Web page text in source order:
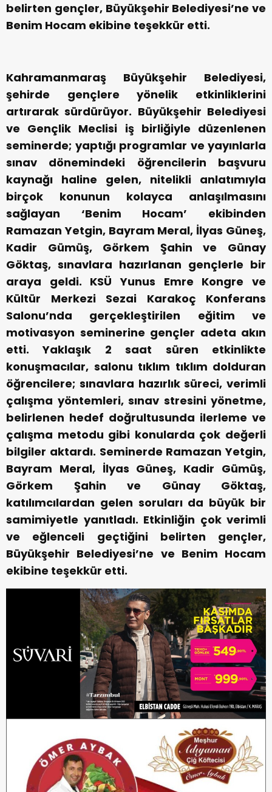
belirten gençler, Büyükşehir Belediyesi’ne ve
Benim Hocam ekibine teşekkür etti.
Kahramanmaraş Büyükşehir Belediyesi,
şehirde gençlere yönelik etkinliklerini
artırarak sürdürüyor. Büyükşehir Belediyesi
ve Gençlik Meclisi iş birliğiyle düzenlenen
seminerde; yaptığı programlar ve yayınlarla
sınav dönemindeki öğrencilerin başvuru
kaynağı haline gelen, nitelikli anlatımıyla
birçok konunun kolayca anlaşılmasını
sağlayan ‘Benim Hocam’ ekibinden
Ramazan Yetgin, Bayram Meral, İlyas Güneş,
Kadir Gümüş, Görkem Şahin ve Günay
Göktaş, sınavlara hazırlanan gençlerle bir
araya geldi. KSÜ Yunus Emre Kongre ve
Kültür Merkezi Sezai Karakoç Konferans
Salonu’nda gerçekleştirilen eğitim ve
motivasyon seminerine gençler adeta akın
etti. Yaklaşık 2 saat süren etkinlikte
konuşmacılar, salonu tıklım tıklım dolduran
öğrencilere; sınavlara hazırlık süreci, verimli
çalışma yöntemleri, sınav stresini yönetme,
belirlenen hedef doğrultusunda ilerleme ve
çalışma metodu gibi konularda çok değerli
bilgiler aktardı. Seminerde Ramazan Yetgin,
Bayram Meral, İlyas Güneş, Kadir Gümüş,
Görkem Şahin ve Günay Göktaş,
katılımcılardan gelen soruları da büyük bir
samimiyetle yanıtladı. Etkinliğin çok verimli
ve eğlenceli geçtiğini belirten gençler,
Büyükşehir Belediyesi’ne ve Benim Hocam
ekibine teşekkür etti.